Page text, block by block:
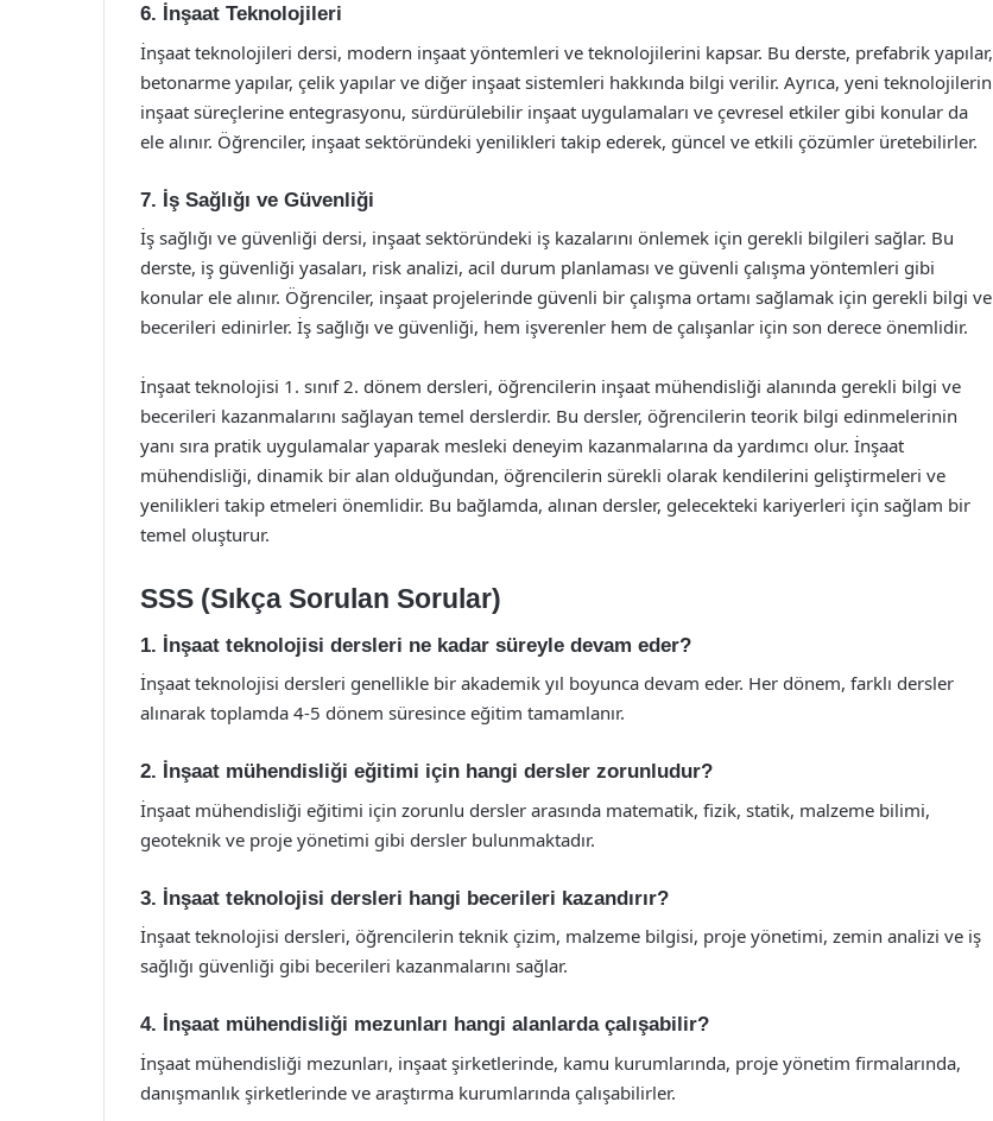
6. İnşaat Teknolojileri
İnşaat teknolojileri dersi, modern inşaat yöntemleri ve teknolojilerini kapsar. Bu derste, prefabrik yapılar,
betonarme yapılar, çelik yapılar ve diğer inşaat sistemleri hakkında bilgi verilir. Ayrıca, yeni teknolojilerin
inşaat süreçlerine entegrasyonu, sürdürülebilir inşaat uygulamaları ve çevresel etkiler gibi konular da
ele alınır. Öğrenciler, inşaat sektöründeki yenilikleri takip ederek, güncel ve etkili çözümler üretebilirler.
7. İş Sağlığı ve Güvenliği
İş sağlığı ve güvenliği dersi, inşaat sektöründeki iş kazalarını önlemek için gerekli bilgileri sağlar. Bu
derste, iş güvenliği yasaları, risk analizi, acil durum planlaması ve güvenli çalışma yöntemleri gibi
konular ele alınır. Öğrenciler, inşaat projelerinde güvenli bir çalışma ortamı sağlamak için gerekli bilgi ve
becerileri edinirler. İş sağlığı ve güvenliği, hem işverenler hem de çalışanlar için son derece önemlidir.
İnşaat teknolojisi 1. sınıf 2. dönem dersleri, öğrencilerin inşaat mühendisliği alanında gerekli bilgi ve
becerileri kazanmalarını sağlayan temel derslerdir. Bu dersler, öğrencilerin teorik bilgi edinmelerinin
yanı sıra pratik uygulamalar yaparak mesleki deneyim kazanmalarına da yardımcı olur. İnşaat
mühendisliği, dinamik bir alan olduğundan, öğrencilerin sürekli olarak kendilerini geliştirmeleri ve
yenilikleri takip etmeleri önemlidir. Bu bağlamda, alınan dersler, gelecekteki kariyerleri için sağlam bir
temel oluşturur.
SSS (Sıkça Sorulan Sorular)
1. İnşaat teknolojisi dersleri ne kadar süreyle devam eder?
İnşaat teknolojisi dersleri genellikle bir akademik yıl boyunca devam eder. Her dönem, farklı dersler
alınarak toplamda 4-5 dönem süresince eğitim tamamlanır.
2. İnşaat mühendisliği eğitimi için hangi dersler zorunludur?
İnşaat mühendisliği eğitimi için zorunlu dersler arasında matematik, fizik, statik, malzeme bilimi,
geoteknik ve proje yönetimi gibi dersler bulunmaktadır.
3. İnşaat teknolojisi dersleri hangi becerileri kazandırır?
İnşaat teknolojisi dersleri, öğrencilerin teknik çizim, malzeme bilgisi, proje yönetimi, zemin analizi ve iş
sağlığı güvenliği gibi becerileri kazanmalarını sağlar.
4. İnşaat mühendisliği mezunları hangi alanlarda çalışabilir?
İnşaat mühendisliği mezunları, inşaat şirketlerinde, kamu kurumlarında, proje yönetim firmalarında,
danışmanlık şirketlerinde ve araştırma kurumlarında çalışabilirler.